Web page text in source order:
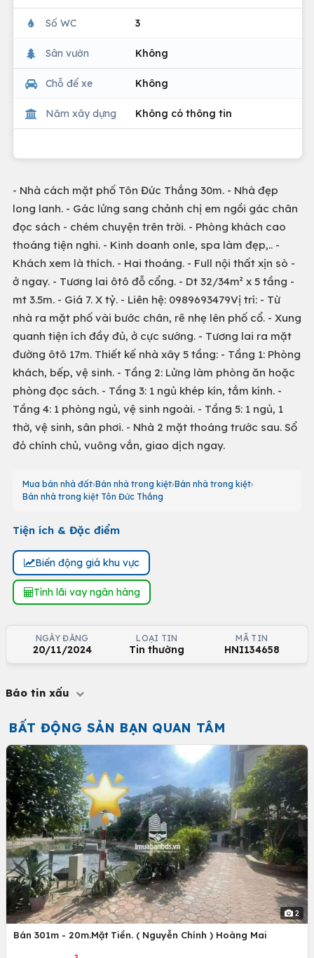
Số WC 3
Sân vườn Không
Chỗ để xe Không
Năm xây dựng Không có thông tin
- Nhà cách mặt phố Tôn Đức Thắng 30m. - Nhà đẹp
long lanh. - Gác lửng sang chảnh chị em ngồi gác chân
đọc sách - chém chuyện trên trời. - Phòng khách cao
thoáng tiện nghi. - Kinh doanh onle, spa làm đẹp,.. -
Khách xem là thích. - Hai thoáng. - Full nội thất xịn sò -
ở ngay. - Tương lai ôtô đỗ cổng. - Dt 32/34m² x 5 tầng -
mt 3.5m. - Giá 7. X tỷ. - Liên hệ: 0989693479Vị trí: - Từ
nhà ra mặt phố vài bước chân, rẽ nhẹ lên phố cổ. - Xung
quanh tiện ích đầy đủ, ở cực sướng. - Tương lai ra mặt
đường ôtô 17m. Thiết kế nhà xây 5 tầng: - Tầng 1: Phòng
khách, bếp, vệ sinh. - Tầng 2: Lửng làm phòng ăn hoặc
phòng đọc sách. - Tầng 3: 1 ngủ khép kín, tắm kính. -
Tầng 4: 1 phòng ngủ, vệ sinh ngoài. - Tầng 5: 1 ngủ, 1
thờ, vệ sinh, sân phơi. - Nhà 2 mặt thoáng trước sau. Sổ
đỏ chính chủ, vuông vắn, giao dịch ngay.
Mua bán nhà đất Bán nhà trong kiệt Bán nhà trong kiệt
Bán nhà trong kiệt Tôn Đức Thắng
Tiện ích & Đặc điểm
Biến động giá khu vực
Tính lãi vay ngân hàng
NGÀY ĐĂNG
20/11/2024
LOẠI TIN
Tin thường
MÃ TIN
HNI134658
Báo tin xấu
BẤT ĐỘNG SẢN BẠN QUAN TÂM
2
Bán 301m - 20m.Mặt Tiền. ( Nguyễn Chính ) Hoàng Mai